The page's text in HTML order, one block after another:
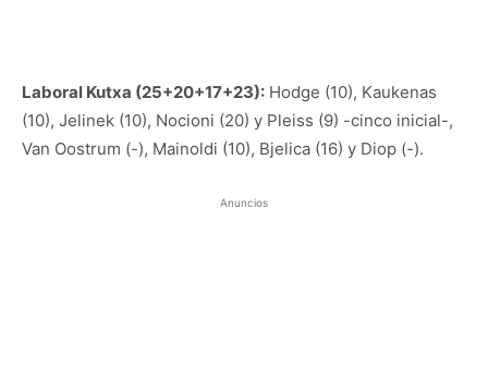
Laboral Kutxa (25+20+17+23): Hodge (10), Kaukenas
(10), Jelinek (10), Nocioni (20) y Pleiss (9) -cinco inicial-,
Van Oostrum (-), Mainoldi (10), Bjelica (16) y Diop (-).
Anuncios